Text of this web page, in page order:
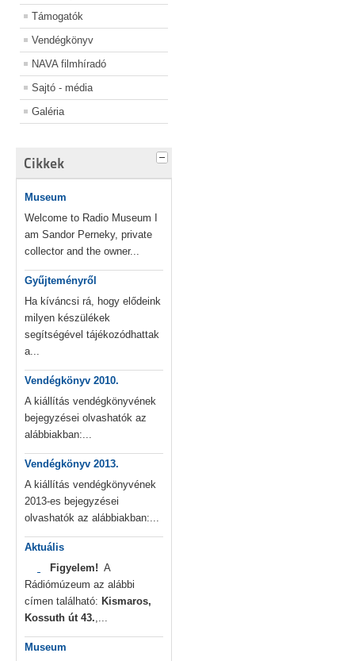
Támogatók
Vendégkönyv
NAVA filmhíradó
Sajtó - média
Galéria
Cikkek
Museum
Welcome to Radio Museum I
am Sandor Perneky, private
collector and the owner...
Gyűjteményről
Ha kíváncsi rá, hogy elődeink
milyen készülékek
segítségével tájékozódhattak
a...
Vendégkönyv 2010.
A kiállítás vendégkönyvének
bejegyzései olvashatók az
alábbiakban:...
Vendégkönyv 2013.
A kiállítás vendégkönyvének
2013-es bejegyzései
olvashatók az alábbiakban:...
Aktuális
Figyelem! A
Rádiómúzeum az alábbi
címen található: Kismaros,
Kossuth út 43.,...
Museum